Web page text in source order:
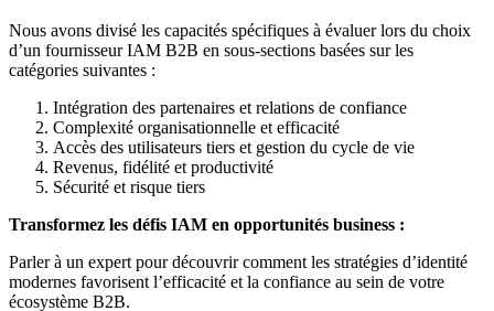
Nous avons divisé les capacités spécifiques à évaluer lors du choix
d’un fournisseur IAM B2B en sous-sections basées sur les
catégories suivantes :
Intégration des partenaires et relations de confiance
Complexité organisationnelle et efficacité
Accès des utilisateurs tiers et gestion du cycle de vie
Revenus, fidélité et productivité
Sécurité et risque tiers
Transformez les défis IAM en opportunités business :
Parler à un expert pour découvrir comment les stratégies d’identité
modernes favorisent l’efficacité et la confiance au sein de votre
écosystème B2B.